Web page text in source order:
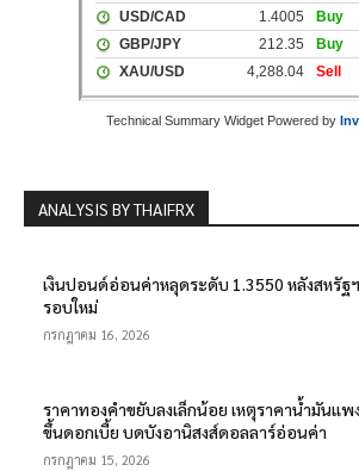
Technical Summary Widget Powered by
ANALYSIS BY THAIFRX
เงินปอนด์อ่อนค่าหลุดระดับ 1.3550 หลังสหรัฐ
รอบใหม่
กรกฎาคม 16, 2026
ราคาทองคำขยับลงเล็กน้อย เหตุราคาน้ำมันแ
ขึ้นดอกเบี้ย บดบังอานิสงส์ดอลลาร์อ่อนค่า
กรกฎาคม 15, 2026